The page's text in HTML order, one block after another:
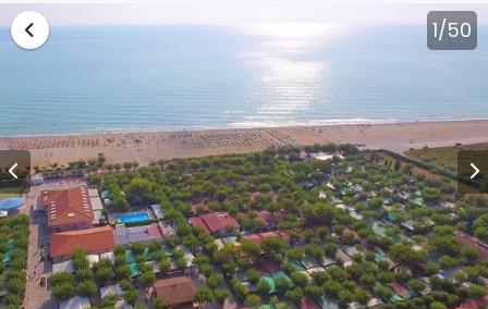
Vai alla lista vacanze Marche 1/50